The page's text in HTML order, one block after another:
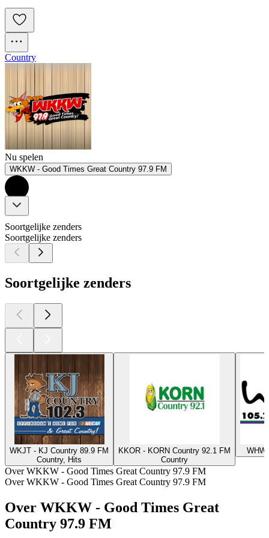
Country
Nu spelen
WKKW - Good Times Great Country 97.9 FM
Soortgelijke zenders
Soortgelijke zenders
Soortgelijke zenders
WKJT - KJ Country 89.9 FM
Country, Hits
KKOR - KORN Country 92.1 FM
Country
Over WKKW - Good Times Great Country 97.9 FM
Over WKKW - Good Times Great Country 97.9 FM
Over WKKW - Good Times Great
Country 97.9 FM